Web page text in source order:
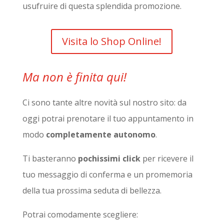
usufruire di questa splendida promozione.
Visita lo Shop Online!
Ma non è finita qui!
Ci sono tante altre novità sul nostro sito: da
oggi potrai prenotare il tuo appuntamento in
modo completamente autonomo.
Ti basteranno pochissimi clickper ricevere il
tuo messaggio di conferma e un promemoria
della tua prossima seduta di bellezza.
Potrai comodamente scegliere: